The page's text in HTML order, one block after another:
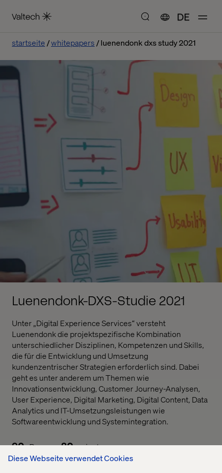
Diese Webseite verwendet Cookies
DE
startseite whitepapers luenendonk dxs study 2021
Luenendonk-DXS-Studie 2021
Unter „Digital Experience Services“ versteht
Luenendonk die projektspezifische Kombination
unterschiedlicher Disziplinen, Kompetenzen und Skills,
die für die Entwicklung und Umsetzung
kundenzentrischer Strategien erforderlich sind. Dabei
geht es unter anderem um Themen wie
Innovationsentwicklung, Customer Journey-Analysen,
User Experience, Digital Marketing, Digital Content, Data
Analytics und IT-Umsetzungsleistungen wie
Softwareentwicklung und Systemintegration.
90 Pages 80 minutes